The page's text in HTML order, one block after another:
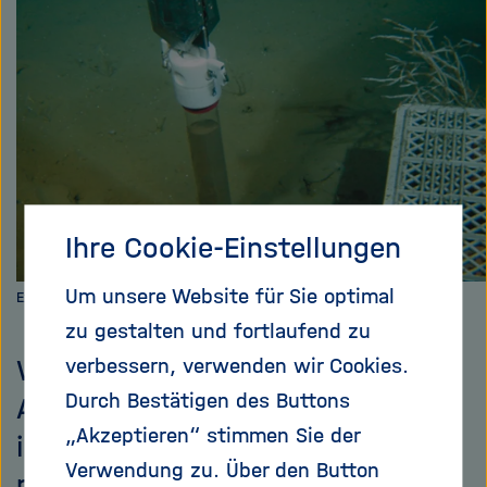
n
e
n
/
s
c
h
e
Experimente im Hausgarten des AWI. Bild: Michael Klages
Wenn die Wissenschaftler des
Alfred-Wegener-Instituts von
ihrem HAUSGARTEN sprechen,
Ihre Cookie-Einstellungen
Um unsere Website für Sie optimal
zu gestalten und fortlaufend zu
verbessern, verwenden wir Cookies.
Durch Bestätigen des Buttons
„Akzeptieren“ stimmen Sie der
Verwendung zu. Über den Button